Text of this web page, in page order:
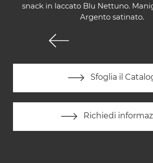
snack in laccato Blu Nettuno.
Argento satinato.
Sfoglia il
Richiedi